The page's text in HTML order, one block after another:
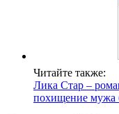
Читайте также:
Лика Стар –
похищение мужа